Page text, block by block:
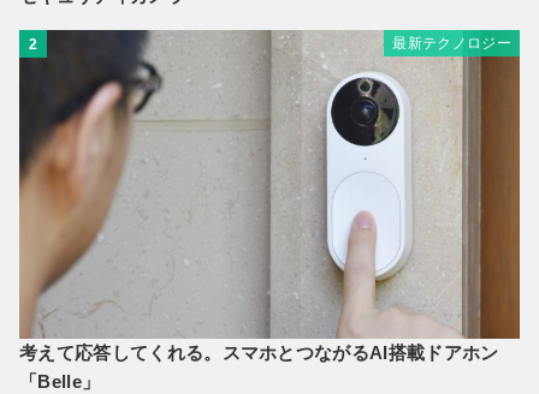
2 最新テクノロジー
考えて応答してくれる。スマホとつながるAI搭載ドアホン
「Belle」